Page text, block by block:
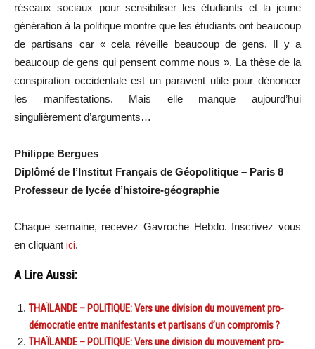
réseaux sociaux pour sensibiliser les étudiants et la jeune
génération à la politique montre que les étudiants ont beaucoup
de partisans car « cela réveille beaucoup de gens. Il y a
beaucoup de gens qui pensent comme nous ». La thèse de la
conspiration occidentale est un paravent utile pour dénoncer
les manifestations. Mais elle manque aujourd’hui
singulièrement d’arguments…
Philippe Bergues
Diplômé de l’Institut Français de Géopolitique – Paris 8
Professeur de lycée d’histoire-géographie
Chaque semaine, recevez Gavroche Hebdo. Inscrivez vous
en cliquant ici.
A Lire Aussi:
THAÏLANDE – POLITIQUE: Vers une division du mouvement pro-
démocratie entre manifestants et partisans d’un compromis ?
THAÏLANDE – POLITIQUE: Vers une division du mouvement pro-